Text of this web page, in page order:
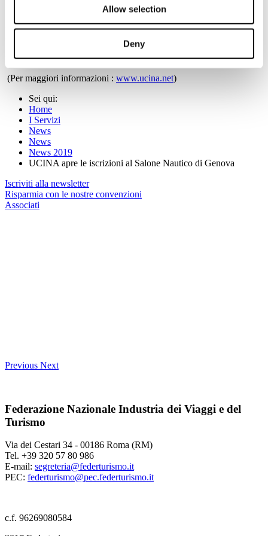
Allow selection
Deny
mondo della vela, mondo delle motorizzazioni fuoribordo e
imbarcazioni pneumatiche, accessori e componentistica per offrire
ad ogni segmento e clientela un servizio sempre più vicino alle
geografica della manifestazione ma, all’interno della stessa, saranno
ulteriormente sviluppati i servizi collegati.
(Per maggiori informazioni : www.ucina.net)
Sei qui:
Home
I Servizi
News
News
News 2019
UCINA apre le iscrizioni al Salone Nautico di Genova
Iscriviti alla newsletter
Risparmia con le nostre convenzioni
Associati
Previous Next
Federazione Nazionale Industria dei Viaggi e del
Turismo
Via dei Cestari 34 - 00186 Roma (RM)
Tel. +39 320 57 80 986
E-mail: segreteria@federturismo.it
PEC: federturismo@pec.federturismo.it
c.f. 96269080584